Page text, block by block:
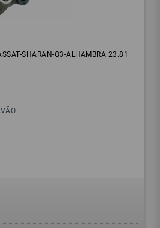
SHARAN-Q3-ALHAMBRA 23.81